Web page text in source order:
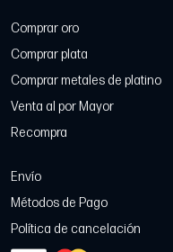
Comprar oro
Comprar plata
Comprar metales de platino
Venta al por Mayor
Recompra
Envío
Métodos de Pago
Política de cancelación